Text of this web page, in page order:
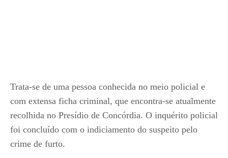
Trata-se de uma pessoa conhecida no meio policial e
com extensa ficha criminal, que encontra-se atualmente
recolhida no Presídio de Concórdia. O inquérito policial
foi concluído com o indiciamento do suspeito pelo
crime de furto.